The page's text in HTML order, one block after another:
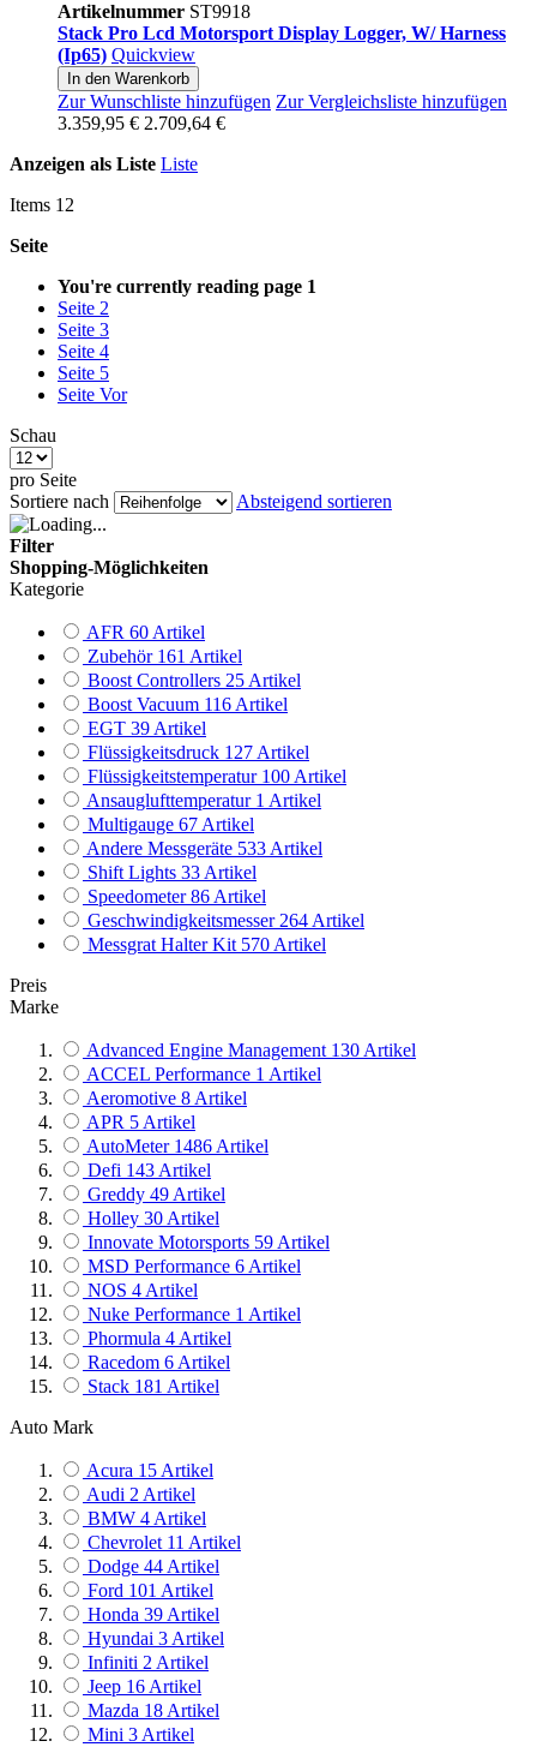
Artikelnummer ST9918
Stack Pro Lcd Motorsport Display Logger, W/ Harness
(Ip65) Quickview
In den Warenkorb
Zur Wunschliste hinzufügen Zur Vergleichsliste hinzufügen
3.359,95 € 2.709,64 €
Anzeigen als Liste Liste
Items 12
Seite
You're currently reading page 1
Seite 2
Seite 3
Seite 4
Seite 5
Seite Vor
Schau
pro Seite
Sortiere nach
Absteigend sortieren
Filter
Shopping-Möglichkeiten
Kategorie
AFR 60 Artikel
Zubehör 161 Artikel
Boost Controllers 25 Artikel
Boost Vacuum 116 Artikel
EGT 39 Artikel
Flüssigkeitsdruck 127 Artikel
Flüssigkeitstemperatur 100 Artikel
Ansauglufttemperatur 1 Artikel
Multigauge 67 Artikel
Andere Messgeräte 533 Artikel
Shift Lights 33 Artikel
Speedometer 86 Artikel
Geschwindigkeitsmesser 264 Artikel
Messgrat Halter Kit 570 Artikel
Preis
Marke
Advanced Engine Management 130 Artikel
ACCEL Performance 1 Artikel
Aeromotive 8 Artikel
APR 5 Artikel
AutoMeter 1486 Artikel
Defi 143 Artikel
Greddy 49 Artikel
Holley 30 Artikel
Innovate Motorsports 59 Artikel
MSD Performance 6 Artikel
NOS 4 Artikel
Nuke Performance 1 Artikel
Phormula 4 Artikel
Racedom 6 Artikel
Stack 181 Artikel
Turbosmart
LinkECU 8Artikel
Auto Mark
Acura 15 Artikel
Audi 2 Artikel
BMW 4 Artikel
Chevrolet 11 Artikel
Dodge 44 Artikel
Ford 101 Artikel
Honda 39 Artikel
Hyundai 3 Artikel
Infiniti 2 Artikel
Jeep 16 Artikel
Mazda 18 Artikel
Mini 3 Artikel